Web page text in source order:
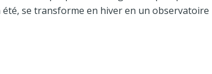
se transforme en hiver en un observatoire